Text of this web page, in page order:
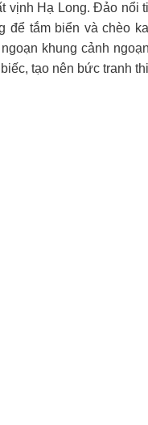
vịnh Hạ Long. Đảo nổi
để tắm biển và chèo
khung cảnh
tạo nên bức tranh